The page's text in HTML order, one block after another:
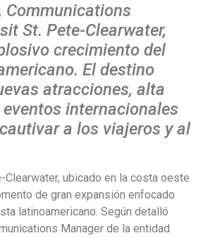
Communications
St. Pete-Clearwater,
crecimiento del
El destino
atracciones, alta
internacionales
a los viajeros y al
Clearwater, ubicado en la costa oeste
de gran expansión enfocado
latinoamericano. Según detalló
Manager de la entidad